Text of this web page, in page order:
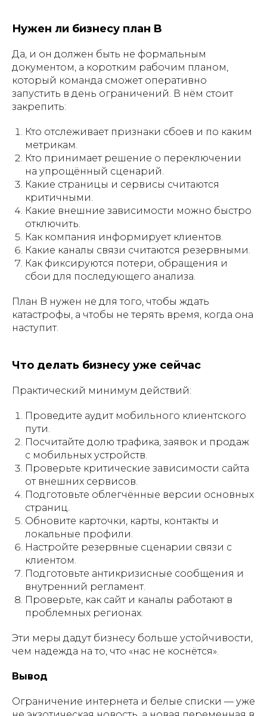
Нужен ли бизнесу план B
Да, и он должен быть не формальным
документом, а коротким рабочим планом,
который команда сможет оперативно
запустить в день ограничений. В нём стоит
закрепить:
Кто отслеживает признаки сбоев и по каким
метрикам.
Кто принимает решение о переключении
на упрощённый сценарий.
Какие страницы и сервисы считаются
критичными.
Какие внешние зависимости можно быстро
отключить.
Как компания информирует клиентов.
Какие каналы связи считаются резервными.
Как фиксируются потери, обращения и
сбои для последующего анализа.
План B нужен не для того, чтобы ждать
катастрофы, а чтобы не терять время, когда она
наступит.
Что делать бизнесу уже сейчас
Практический минимум действий:
Проведите аудит мобильного клиентского
пути.
Посчитайте долю трафика, заявок и продаж
с мобильных устройств.
Проверьте критические зависимости сайта
от внешних сервисов.
Подготовьте облегчённые версии основных
страниц.
Обновите карточки, карты, контакты и
локальные профили.
Настройте резервные сценарии связи с
клиентом.
Подготовьте антикризисные сообщения и
внутренний регламент.
Проверьте, как сайт и каналы работают в
проблемных регионах.
Эти меры дадут бизнесу больше устойчивости,
чем надежда на то, что «нас не коснётся».
Вывод
Ограничение интернета и белые списки — уже